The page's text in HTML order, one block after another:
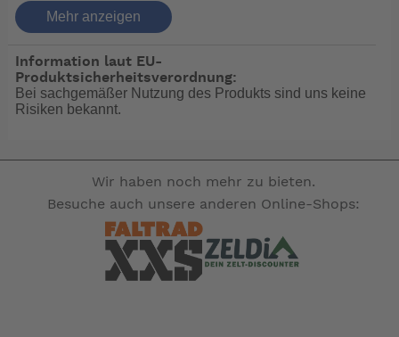
Modell langlebig, sehr zuverlässig und
Durch das Pumpen von 20 bis 25 Mal
hintereinander erzeugen Sie ein sehr starkes
kann der Inhalt der Flüssigkeit abgelesen
Die Pumpe hört automatisch auf zu saugen,
wenn die maximale Leistung erreicht ist.
Mehr anzeigen
Information laut EU-
Produktsicherheitsverordnung:
Bei sachgemäßer Nutzung des Produkts sind uns keine
Risiken bekannt.
Wir haben noch mehr zu bieten.
Besuche auch unsere anderen Online-Shops: